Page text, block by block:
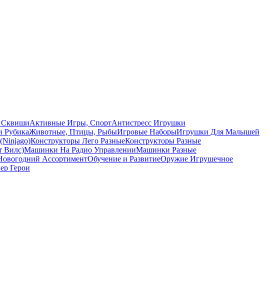
СквишиАктивные Игры, СпортАнтистресс Игрушки
РубикаЖивотные, Птицы, РыбыИгровые НаборыИгрушки Для Малышей
Конструкторы Лего РазныеКонструкторы Разные
Вилс)Машинки На Радио УправленииМашинки Разные
АссортиментОбучение и РазвитиеОружие Игрушечное
Герои